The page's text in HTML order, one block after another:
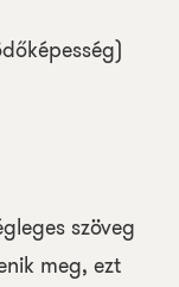
szöveg
meg, ezt